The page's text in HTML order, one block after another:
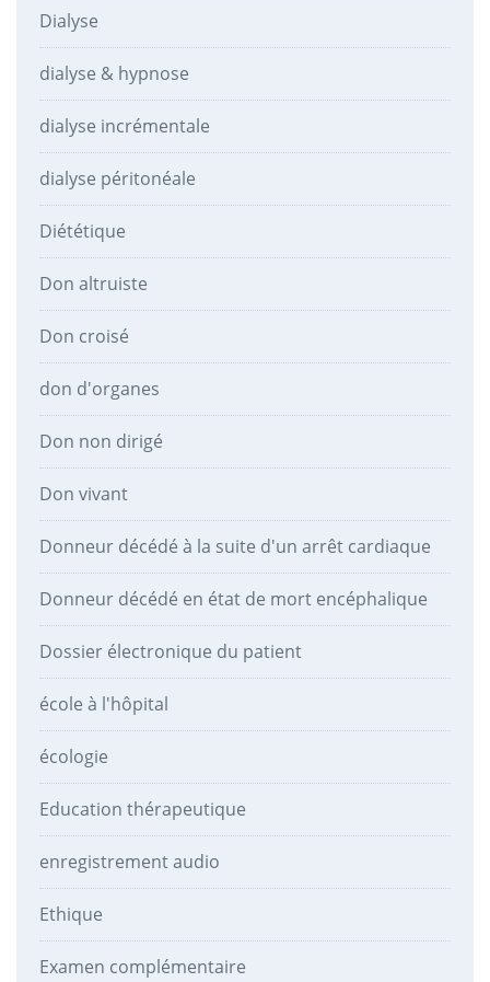
Dialyse
dialyse & hypnose
dialyse incrémentale
dialyse péritonéale
Diététique
Don altruiste
Don croisé
don d'organes
Don non dirigé
Don vivant
Donneur décédé à la suite d'un arrêt cardiaque
Donneur décédé en état de mort encéphalique
Dossier électronique du patient
école à l'hôpital
écologie
Education thérapeutique
enregistrement audio
Ethique
Examen complémentaire